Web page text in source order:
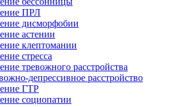
ПРЛ
дисморфобии
астении
клептомании
стресса
тревожного расстройства
депрессивное расстройство
ГТР
социопатии